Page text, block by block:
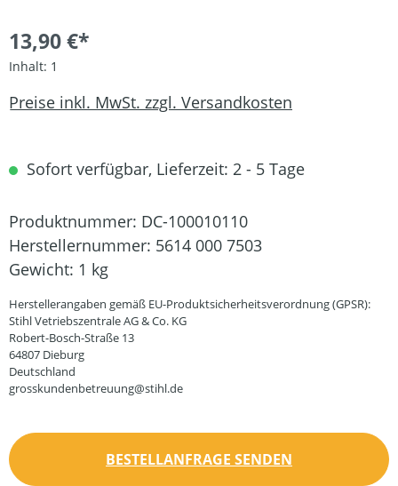
13,90 €*
Inhalt: 1
Preise inkl. MwSt. zzgl. Versandkosten
Sofort verfügbar, Lieferzeit: 2 - 5 Tage
Produktnummer: DC-100010110
Herstellernummer: 5614 000 7503
Gewicht: 1 kg
Herstellerangaben gemäß EU-Produktsicherheitsverordnung (GPSR):
Stihl Vetriebszentrale AG & Co. KG
Robert-Bosch-Straße 13
64807 Dieburg
Deutschland
grosskundenbetreuung@stihl.de
BESTELLANFRAGE SENDEN